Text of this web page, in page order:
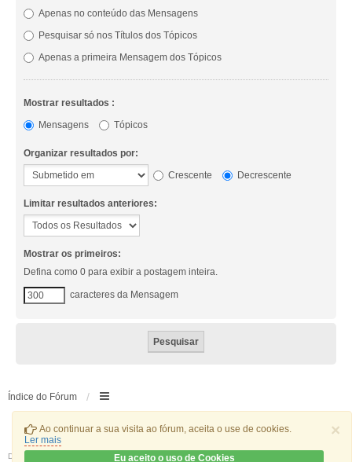
×
Ao continuar a sua visita ao fórum, aceita o use de cookies.
Ler mais
Eu aceito o uso de Cookies
Apenas no conteúdo das Mensagens
Pesquisar só nos Títulos dos Tópicos
Apenas a primeira Mensagem dos Tópicos
Mostrar resultados :
Mensagens
Tópicos
Organizar resultados por:
Crescente
Decrescente
Limitar resultados anteriores:
Mostrar os primeiros:
Defina como 0 para exibir a postagem inteira.
caracteres da Mensagem
Índice do Fórum
Desenvolvido por ® Forum Software © phpBB Limited